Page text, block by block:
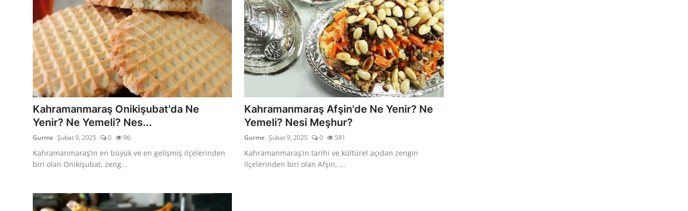
Kahramanmaraş Onikişubat'da Ne
Yenir? Ne Yemeli? Nes...
Gurme Şubat 9, 2025 0 96
Kahramanmaraş’ın en büyük ve en gelişmiş ilçelerinden
biri olan Onikişubat, zeng...
Kahramanmaraş Afşin'de Ne Yenir? Ne
Yemeli? Nesi Meşhur?
Gurme Şubat 9, 2025 0 581
Kahramanmaraş’ın tarihi ve kültürel açıdan zengin
ilçelerinden biri olan Afşin, ...